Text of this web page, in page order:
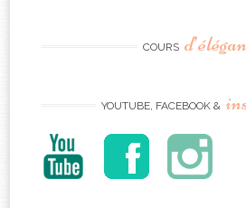
COURS
YOUTUBE, FACEBOOK &